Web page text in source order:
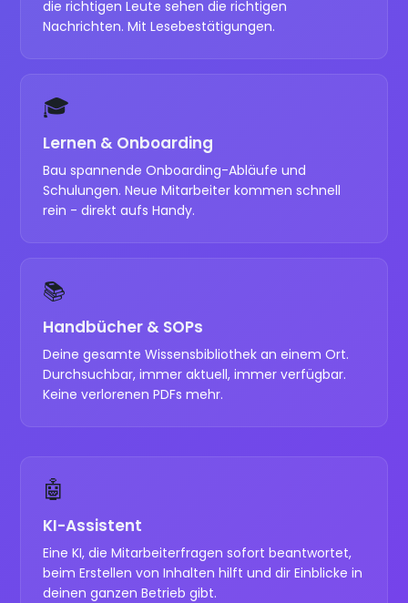
die richtigen Leute sehen die richtigen
Nachrichten. Mit Lesebestätigungen.
🎓
Lernen & Onboarding
Bau spannende Onboarding-Abläufe und
Schulungen. Neue Mitarbeiter kommen schnell
rein - direkt aufs Handy.
📚
Handbücher & SOPs
Deine gesamte Wissensbibliothek an einem Ort.
Durchsuchbar, immer aktuell, immer verfügbar.
Keine verlorenen PDFs mehr.
🤖
KI-Assistent
Eine KI, die Mitarbeiterfragen sofort beantwortet,
beim Erstellen von Inhalten hilft und dir Einblicke in
deinen ganzen Betrieb gibt.